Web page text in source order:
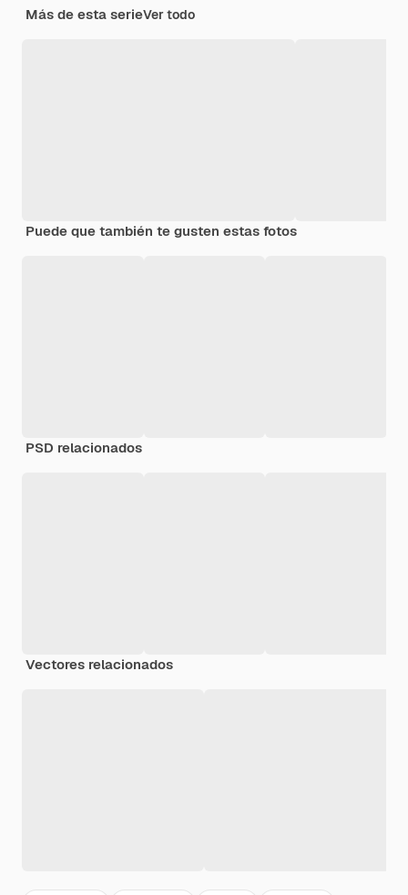
Más de esta serieVer todo
Puede que también te gusten estas fotos
PSD relacionados
Vectores relacionados